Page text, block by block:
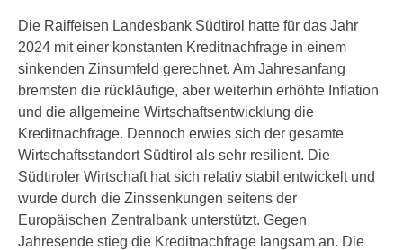
Die Raiffeisen Landesbank Südtirol hatte für das Jahr
2024 mit einer konstanten Kreditnachfrage in einem
sinkenden Zinsumfeld gerechnet. Am Jahresanfang
bremsten die rückläufige, aber weiterhin erhöhte Inflation
und die allgemeine Wirtschaftsentwicklung die
Kreditnachfrage. Dennoch erwies sich der gesamte
Wirtschaftsstandort Südtirol als sehr resilient. Die
Südtiroler Wirtschaft hat sich relativ stabil entwickelt und
wurde durch die Zinssenkungen seitens der
Europäischen Zentralbank unterstützt. Gegen
Jahresende stieg die Kreditnachfrage langsam an. Die